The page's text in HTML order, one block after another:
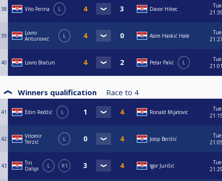
38 Vito Ferina L Davor Hikec
Tue
39
Lovro
Antunović
L Asim Haskić Hale
Tue
40 Lovro Bračun Petar Palić L
Tue
Winners qualification Race to 4
41 Edin Redžić L Ronald Mijatovic
Tue
42
Vitomir
Terzić
L Josip Berišić
Tue
43
Tin
Dalipi
L R1 Igor Jurišić
Tue